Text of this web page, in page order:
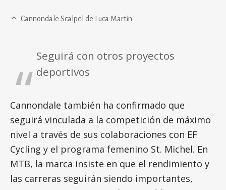
Cannondale Scalpel de Luca Martin
Seguirá con otros proyectos
deportivos
Cannondale también ha confirmado que
seguirá vinculada a la competición de máximo
nivel a través de sus colaboraciones con EF
Cycling y el programa femenino St. Michel. En
MTB, la marca insiste en que el rendimiento y
las carreras seguirán siendo importantes,